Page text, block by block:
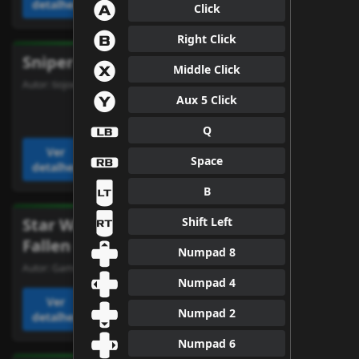
detalhes detalhes
Sniper Elite 5
Autor: tiojoe
Ver
detalhes
Adicionar
SnowRunner
detalhes
Star Wars Jedi:
Fallen Order
Autor: GameFusionYT
Ver
detalhes
Adicionar
Star Wars Jedi:
Fallen Order
detalhes
⇓ Click
⇒ Right Click
⇐ Middle Click
⇑ Aux 5 Click
↘ Q
↙ Space
↖ B
↗ Shift Left
≻ Numpad 8
≺ Numpad 4
≽ Numpad 2
≼ Numpad 6